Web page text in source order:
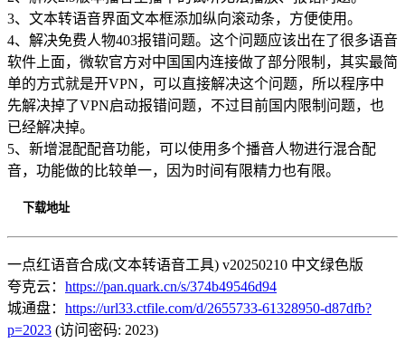
3、文本转语音界面文本框添加纵向滚动条，方便使用。
4、解决免费人物403报错问题。这个问题应该出在了很多语音
软件上面，微软官方对中国国内连接做了部分限制，其实最简
单的方式就是开VPN，可以直接解决这个问题，所以程序中
先解决掉了VPN启动报错问题，不过目前国内限制问题，也
已经解决掉。
5、新增混配配音功能，可以使用多个播音人物进行混合配
音，功能做的比较单一，因为时间有限精力也有限。
下载地址
一点红语音合成(文本转语音工具) v20250210 中文绿色版
夸克云： https://pan.quark.cn/s/374b49546d94
城通盘： https://url33.ctfile.com/d/2655733-61328950-d87dfb?
p=2023 (访问密码: 2023)